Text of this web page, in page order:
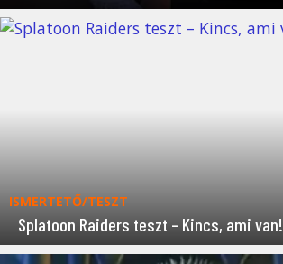
ISMERTETŐ/TESZT
Splatoon Raiders teszt – Kincs, ami van!